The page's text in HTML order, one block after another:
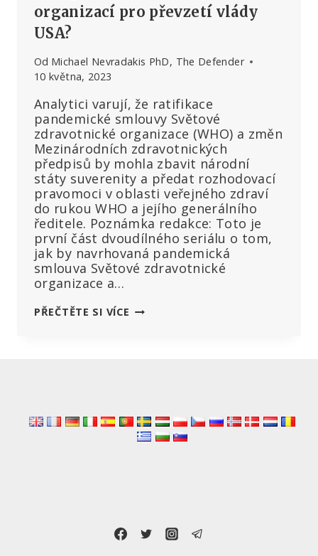
organizací pro převzetí vlády
USA?
Od Michael Nevradakis PhD, The Defender
10 května, 2023
Analytici varují, že ratifikace
pandemické smlouvy Světové
zdravotnické organizace (WHO) a změn
Mezinárodních zdravotnických
předpisů by mohla zbavit národní
státy suverenity a předat rozhodovací
pravomoci v oblasti veřejného zdraví
do rukou WHO a jejího generálního
ředitele. Poznámka redakce: Toto je
první část dvoudílného seriálu o tom,
jak by navrhovaná pandemická
smlouva Světové zdravotnické
organizace a…
PŘEČTĚTE SI VÍCE JE
VLÁDY
USA?